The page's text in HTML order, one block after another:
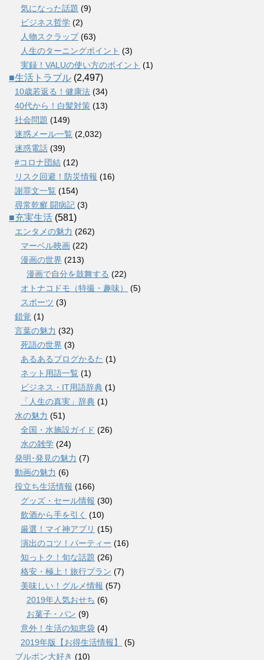
気になった話題 (9)
ビジネス哲学 (2)
人物スクラップ(63)
人生のターニングポイント (3)
実録！VALUの使い方のポイント (1)
■生活トラブル (2,497)
10歳若返る！健康法 (34)
40代から！白髪対策 (13)
社会問題 (149)
迷惑メール一覧 (2,032)
迷惑電話 (39)
#コロナ団結 (12)
リスク回避！防災情報 (16)
謝罪文一覧 (154)
尋常乾癬 闘病記 (3)
■充実生活 (581)
エンタメの魅力 (262)
マーベル映画 (22)
漫画の世界 (213)
漫画で自分を鼓舞する (22)
オトナコドモ（特撮・趣味）
(5)
スポーツ (3)
錯覚 (1)
言葉の魅力 (32)
死語の世界 (3)
あるあるブログかるた (1)
ネット用語一覧 (1)
ビジネス・IT用語辞典 (1)
「人生の真実」辞典 (1)
水の魅力 (51)
全国・水施設ガイド (26)
水の雑学 (24)
発明･発見の魅力 (7)
動画の魅力 (6)
役立ち生活情報 (166)
グッズ・セール情報 (30)
飲酒から手を引く (10)
厳選！マイ神アプリ (15)
演出のコツ！パーティー (16)
知っトク！旬な話題 (26)
格安・極上！旅行プラン (7)
美味しい！グルメ情報 (57)
2019年人気おせち (6)
お菓子・パン (9)
意外！生活の知恵袋 (4)
2019年版【お得生活情報】
(5)
ブルボン大好き (10)